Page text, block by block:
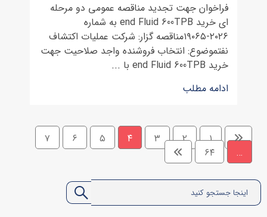
فراخوان جهت تجدید مناقصه عمومی دو مرحله
ای خرید end Fluid 600TPB به شماره
٢٠٢۶-١۹٠۶٥مناقصه گزار: شرکت عملیات اکتشاف
نفتموضوع: انتخاب فروشنده واجد صلاحیت جهت
خرید end Fluid 600TPB با ...
ادامه مطلب
۱ ۲ ۳ ۴ ۵ ۶
۷
…
۶۴